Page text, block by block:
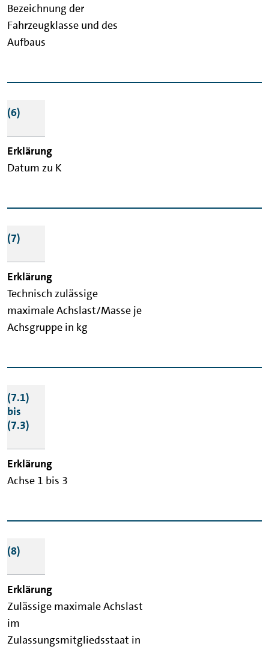
Bezeichnung der
Fahrzeugklasse und des
Aufbaus
(6)
Datum zu K
(7)
Technisch zulässige
maximale Achslast/Masse je
Achsgruppe in kg
(7.1)
bis
(7.3)
Achse 1 bis 3
(8)
Zulässige maximale Achslast
im
Zulassungsmitgliedsstaat in